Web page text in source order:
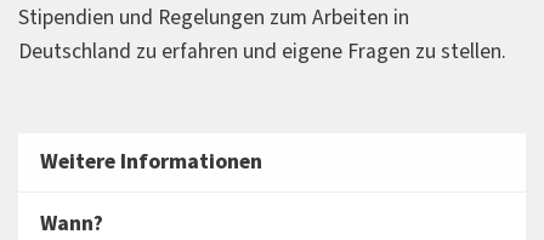
Stipendien und Regelungen zum Arbeiten in
Deutschland zu erfahren und eigene Fragen zu stellen.
Weitere Informationen
Wann?